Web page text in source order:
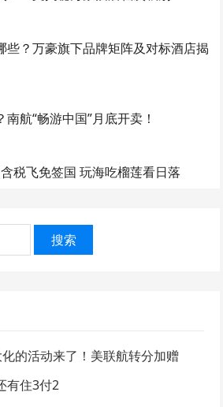
些？万豪旗下品牌矩阵及对标酒店揭
航“畅游中国”月底开卖！
税飞免签国 玩海吃榴莲看日落
搜索
的活动来了！美联航转分加赠
有住3付2